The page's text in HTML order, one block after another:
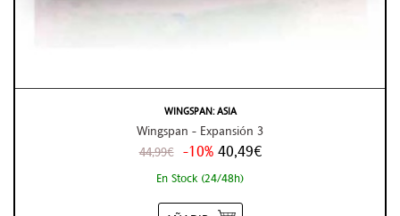
WINGSPAN: ASIA
Wingspan - Expansión 3
44,99€ -10% 40,49€
En Stock (24/48h)